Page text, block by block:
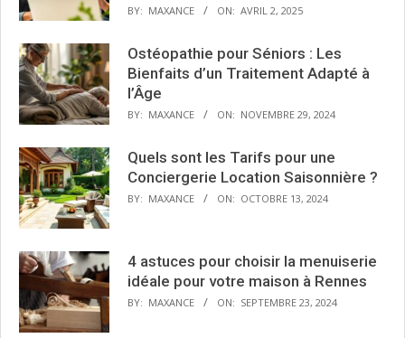
BY: MAXANCE ON: AVRIL 2, 2025
Ostéopathie pour Séniors : Les
Bienfaits d’un Traitement Adapté à
l’Âge
BY: MAXANCE ON: NOVEMBRE 29, 2024
Quels sont les Tarifs pour une
Conciergerie Location Saisonnière ?
BY: MAXANCE ON: OCTOBRE 13, 2024
4 astuces pour choisir la menuiserie
idéale pour votre maison à Rennes
BY: MAXANCE ON: SEPTEMBRE 23, 2024